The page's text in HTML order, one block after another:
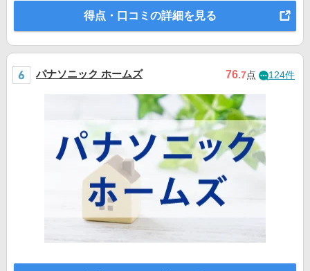
得点・口コミの詳細を見る
パナソニック ホームズ 76.7点 124件